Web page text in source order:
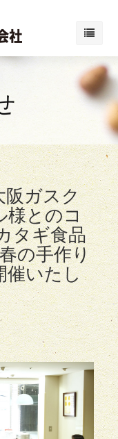
阪ガスク
様とのコ
タギ食品
の手作り
催いたし